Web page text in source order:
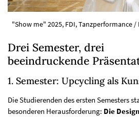
"Show me" 2025, FDI, Tanzperformance /
Drei Semester, drei
beeindruckende
1. Semester: Upcycling als
Die Studierenden des ersten Semesters
besonderen Herausforderung: Die